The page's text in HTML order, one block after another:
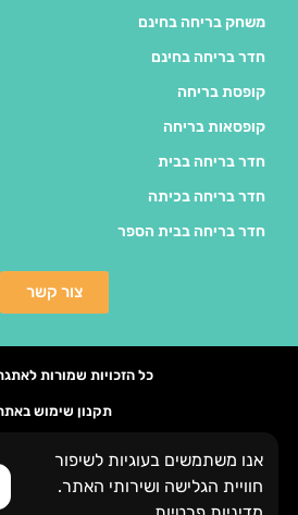
משחק בריחה בחינם
חדר בריחה בחינם
קופסת בריחה
קופסאות בריחה
חדר בריחה בבית
חדר בריחה בכיתה
חדר בריחה בבית הספר
צור קשר
כל הזכויות שמורות
תקנון שימוש
העדפות פרטיות
אנו משתמשים בעוגיות לשיפור
חוויית הגלישה ושירותי האתר.